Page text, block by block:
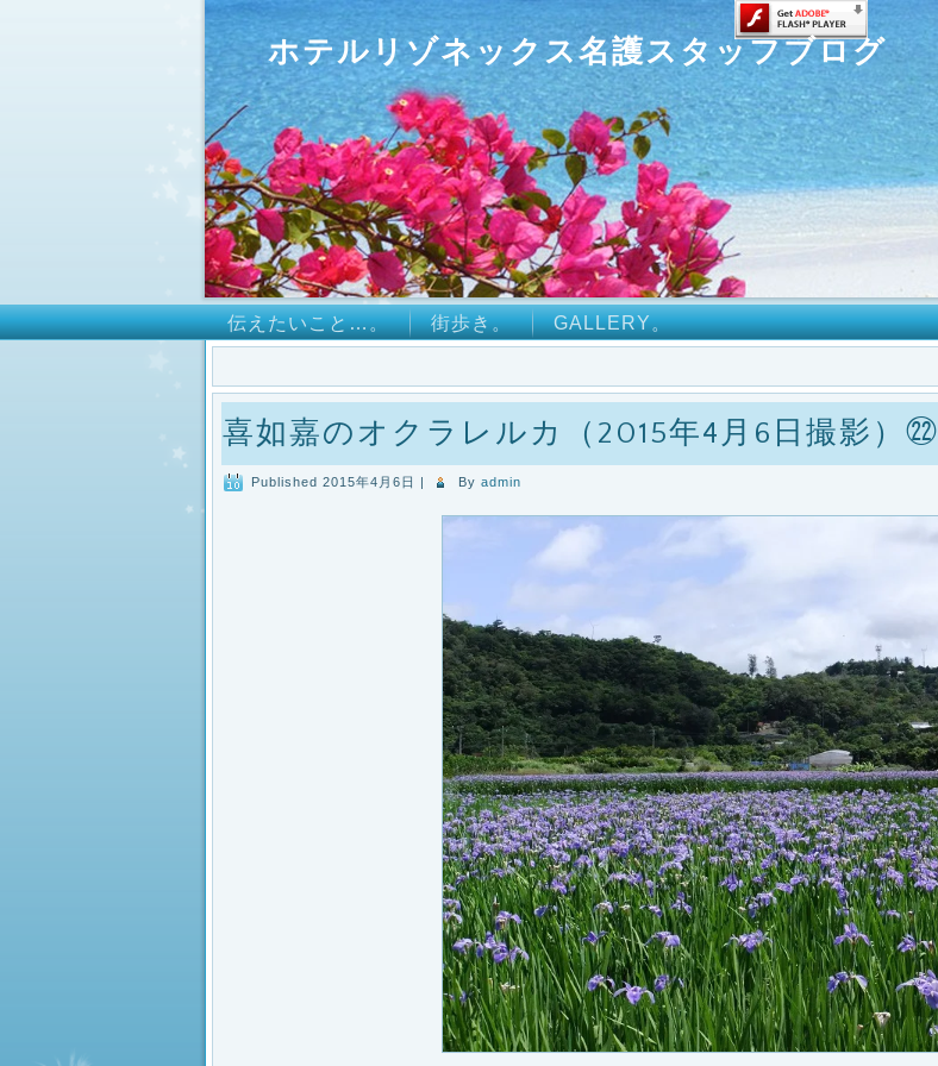
ホテルリゾネックス名護スタッフブログ
伝えたいこと…。 街歩き。 GALLERY。
喜如嘉のオクラレルカ（2015年4月6日撮影）㉒
Published 2015年4月6日 | By admin